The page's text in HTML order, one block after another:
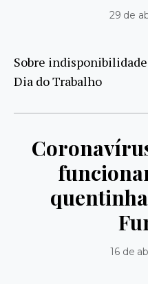
29 de
Sobre
Dia do Trabalho
16 de